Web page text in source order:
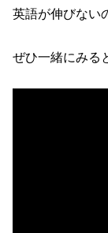
英語が伸びない
ぜひ一緒にみる